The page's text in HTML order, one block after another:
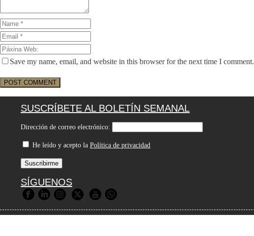
Save my name, email, and website in this browser for the next time I comment.
SUSCRÍBETE AL BOLETÍN SEMANAL
Dirección de correo electrónico:
He leído y acepto la Política de privacidad
SÍGUENOS